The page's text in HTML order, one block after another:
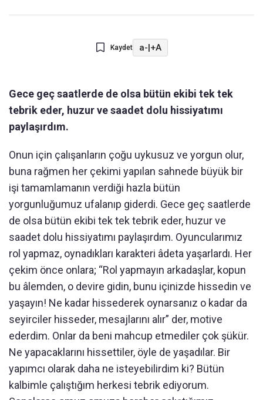
Kaydet a-|+A
Gece geç saatlerde de olsa bütün ekibi tek tek
tebrik eder, huzur ve saadet dolu hissiyatımı
paylaşırdım.
Onun için çalışanların çoğu uykusuz ve yorgun olur,
buna rağmen her çekimi yapılan sahnede büyük bir
işi tamamlamanın verdiği hazla bütün
yorgunluğumuz ufalanıp giderdi. Gece geç saatlerde
de olsa bütün ekibi tek tek tebrik eder, huzur ve
saadet dolu hissiyatımı paylaşırdım. Oyuncularımız
rol yapmaz, oynadıkları karakteri âdeta yaşarlardı. Her
çekim önce onlara; “Rol yapmayın arkadaşlar, kopun
bu âlemden, o devire gidin, bunu içinizde hissedin ve
yaşayın! Ne kadar hissederek oynarsanız o kadar da
seyirciler hisseder, mesajlarını alır” der, motive
ederdim. Onlar da beni mahcup etmediler çok şükür.
Ne yapacaklarını hissettiler, öyle de yaşadılar. Bir
yapımcı olarak daha ne isteyebilirdim ki? Bütün
kalbimle çalıştığım herkesi tebrik ediyorum.